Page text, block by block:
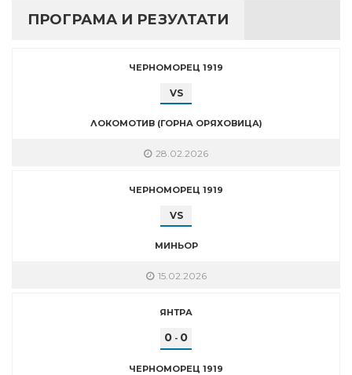
ПРОГРАМА И РЕЗУЛТАТИ
ЧЕРНОМОРЕЦ 1919
VS
ЛОКОМОТИВ (ГОРНА ОРЯХОВИЦА)
28.02.2026
ЧЕРНОМОРЕЦ 1919
VS
МИНЬОР
15.02.2026
ЯНТРА
0 - 0
ЧЕРНОМОРЕЦ 1919